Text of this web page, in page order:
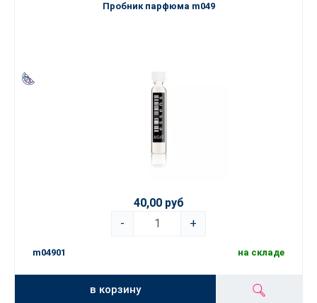
Пробник парфюма m049
40,00 руб
-
+
m04901 на складе
в корзину